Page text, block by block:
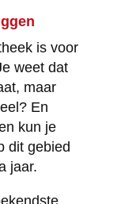
is voor
weet dat
maar
En
kun je
dit gebied
jaar.